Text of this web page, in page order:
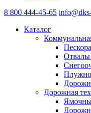
8 800 444-45-65
Каталог
Отвалы
Дорожная